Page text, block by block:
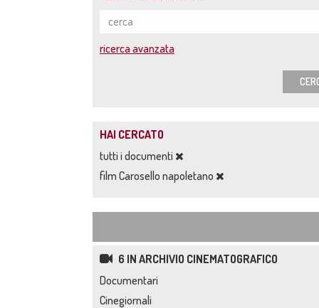
ricerca avanzata
HAI CERCATO
tutti i documenti
film Carosello napoletano
6 IN ARCHIVIO CINEMATOGRAFICO
Documentari
Cinegiornali